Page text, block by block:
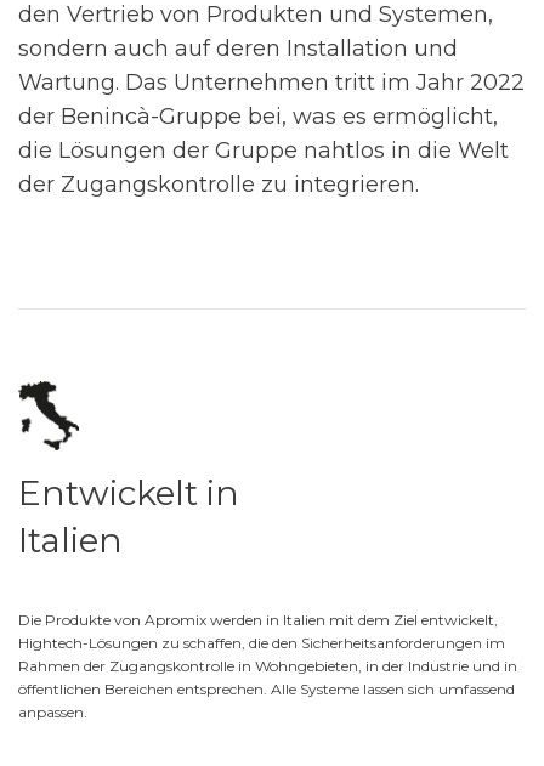
den Vertrieb von Produkten und Systemen,
sondern auch auf deren Installation und
Wartung. Das Unternehmen tritt im Jahr 2022
der Benincà-Gruppe bei, was es ermöglicht,
die Lösungen der Gruppe nahtlos in die Welt
der Zugangskontrolle zu integrieren.
Entwickelt in
Italien
Die Produkte von Apromix werden in Italien mit dem Ziel entwickelt,
Hightech-Lösungen zu schaffen, die den Sicherheitsanforderungen im
Rahmen der Zugangskontrolle in Wohngebieten, in der Industrie und in
öffentlichen Bereichen entsprechen. Alle Systeme lassen sich umfassend
anpassen.